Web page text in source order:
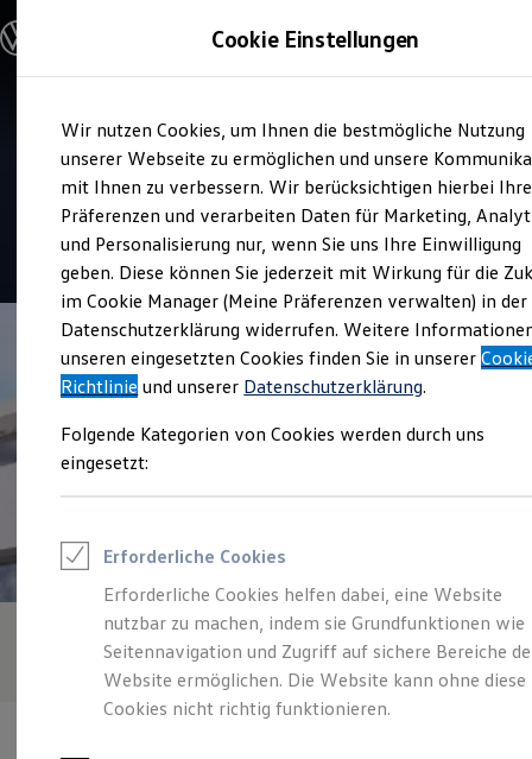
Hauptinhalt
springen
Footer
springen
Modelle und Konfigurator
Modelle vergleichen
Elektroautos
ENERGY Sondermodelle
Nutzfahrzeuge
SUV und CUV
Familienautos
Kombis
Kompaktwagen
Sportwagen
Schnell verfügbare Fahrzeuge
Angebote und Produkte
Aktuelle Angebote
E-Auto-Förderung
Volkswagen Marktplatz
Junge Gebrauchtwagen und Gebrauchtwagen
Volkswagen Zertifizierte Gebrauchtwagen
Zubehör- und Serviceangebote
Leasing
Leasing-Angebote
Gebrauchtwagen Leasing
Junge Gebrauchtwagen-Leasing
Elektroauto Leasing
Kleinwagen-Leasing
Leasing ohne Anzahlung
Finanzierung
Service
Gottfried Schultz
Automobilhandels SE
4.7|173 Bewertungen
Cookie Einstellungen
Wir nutzen Cookies, um Ihnen die bestmögliche Nutzung
unserer Webseite zu ermöglichen und unsere
mit Ihnen zu verbessern. Wir berücksichtigen hierbei Ihre
Präferenzen und verarbeiten Daten für Marketing,
und Personalisierung nur, wenn Sie uns Ihre Einwilligung
geben. Diese können Sie jederzeit mit Wirkung für die
im Cookie Manager (Meine Präferenzen verwalten) in der
Datenschutzerklärung widerrufen. Weitere
unseren eingesetzten Cookies finden Sie in unserer
Richtlinie und unserer Datenschutzerklärung.
Folgende Kategorien von Cookies werden durch uns
eingesetzt:
Erforderliche Cookies
Erforderliche Cookies helfen dabei, eine Website
nutzbar zu machen, indem sie Grundfunktionen wie
Seitennavigation und Zugriff auf sichere Bereiche
Website ermöglichen. Die Website kann ohne diese
Cookies nicht richtig funktionieren.